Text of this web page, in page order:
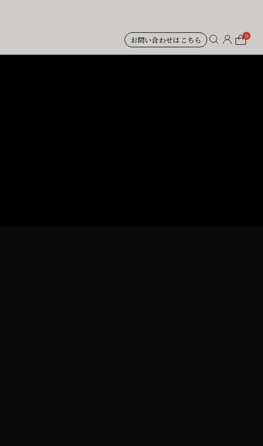
お問い合わせはこちら 0